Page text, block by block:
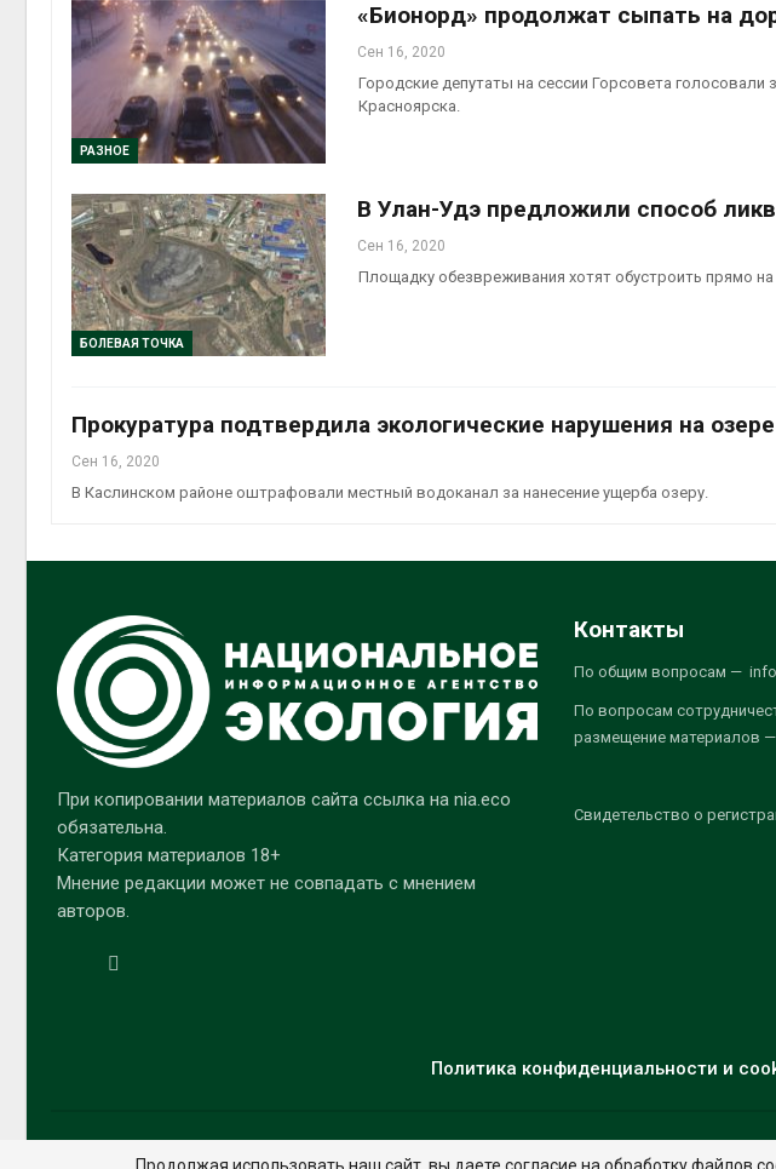
РАЗНОЕ
«Бионорд» продолжат сыпать на
Сен 16, 2020
Городские депутаты на сессии Горсовета голосовали
Красноярска.
БОЛЕВАЯ ТОЧКА
В Улан-Удэ предложили способ
Сен 16, 2020
Площадку обезвреживания хотят обустроить прямо на
Прокуратура подтвердила экологические нарушения на
Сен 16, 2020
В Каслинском районе оштрафовали местный водоканал за нанесение ущерба озеру.
При копировании материалов сайта ссылка на nia.eco
обязательна.
Категория материалов 18+
Мнение редакции может не совпадать с мнением
авторов.
Контакты
По общим вопросам —
По вопросам
размещение материалов
Свидетельство о
Политика конфиденциальности и